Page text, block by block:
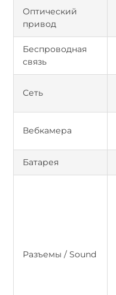
Оптический
привод
Беспроводная
связь
Сеть
Вебкамера
Батарея
Разъемы / Sound